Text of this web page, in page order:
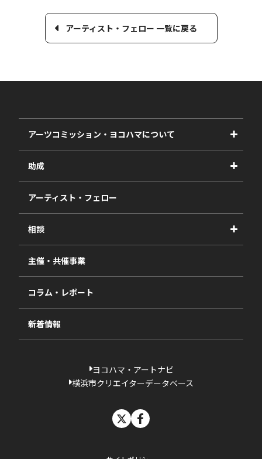
アーティスト・フェロー 一覧に戻る
アーツコミッション・ヨコハマについて
事業紹介
事業報告書
助成
2027年度
2026年度
2025年度
2024年度
2023年度
過去の採択一覧
アーティスト・フェロー
相談
視察・ヒアリング・研究
相談依頼フォーム
主催・共催事業
コラム・レポート
新着情報
ヨコハマ・アートナビ
横浜市クリエイターデータベース